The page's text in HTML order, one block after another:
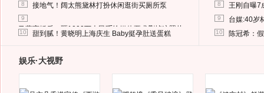
8 接地气！阔太熊黛林打扮休闲逛街买厕所泵
9
马蓉离婚后，砸1000万人民币给媒体要求删掉这照片
10 甜到腻！黄晓明上海庆生 Baby挺孕肚送蛋糕
8 王刚自曝7
9 台媒:40岁
10 陈冠希：
娱乐·大视野